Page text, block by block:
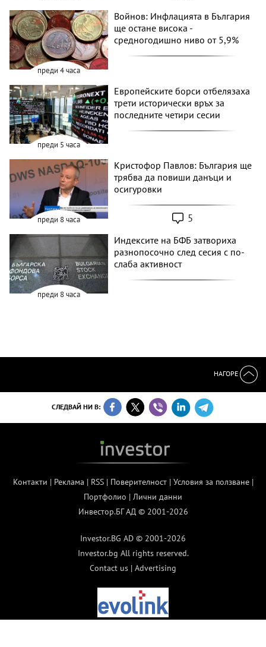
преди 4 часа
Войнов: Инфлацията в България
ще остане висока -
средногодишно ниво от 5,9%
преди 5 часа
Европейските борси отбелязаха
трети исторически връх за
последните четири сесии
преди 8 часа
Кристофор Павлов: България ще
трябва да повиши данъци и
осигуровки
5
преди 8 часа
Индексите на БФБ затвориха
разнопосочно след сесия с по-
слаба активност
НАГОРЕ
СЛЕДВАЙ НИ В:
Контакти | Реклама | RSS| Поверителност| Условия за ползване|
Портфолио | Лични данни
Инвестор.БГ АД © 2001-2026
Investor.BG AD © 2001-2026
Investor.bg All rights reserved.
Contact us | Advertising